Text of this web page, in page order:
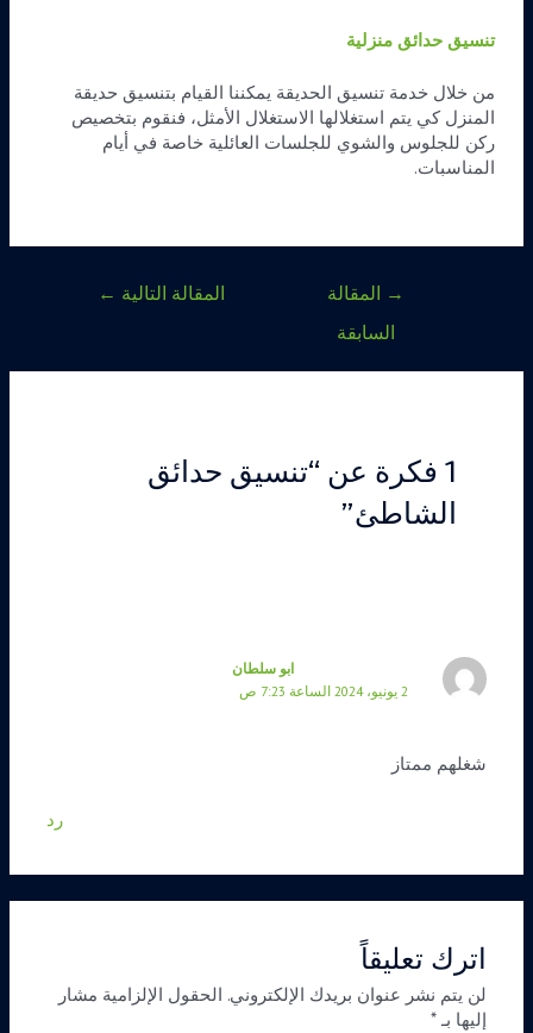
تنسيق حدائق منزلية
من خلال خدمة تنسيق الحديقة يمكننا القيام بتنسيق حديقة
المنزل كي يتم استغلالها الاستغلال الأمثل، فنقوم بتخصيص
ركن للجلوس والشوي للجلسات العائلية خاصة في أيام
المناسبات.
→ المقالة
السابقة
المقالة التالية ←
1 فكرة عن “تنسيق حدائق
الشاطئ”
ابو سلطان
2 يونيو، 2024 الساعة 7:23 ص
شغلهم ممتاز
رد
اترك تعليقاً
لن يتم نشر عنوان بريدك الإلكتروني. الحقول الإلزامية مشار
إليها بـ*